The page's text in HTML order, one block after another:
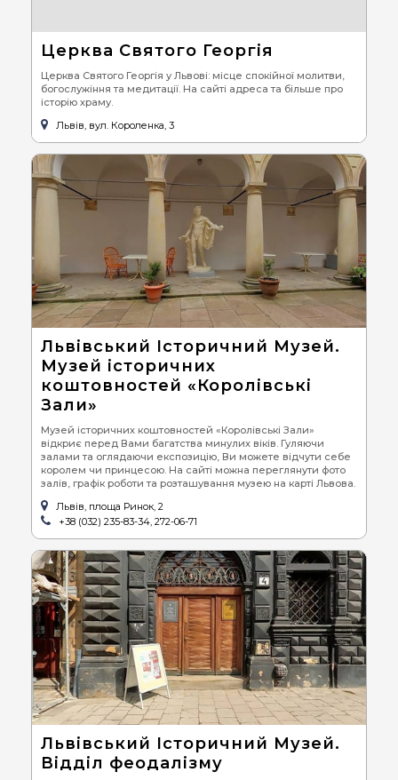
Церква Святого Георгія
Церква Святого Георгія у Львові: місце спокійної молитви,
богослужіння та медитації. На сайті адреса та більше про
історію храму.
Львів, вул. Короленка, 3
Львівський Історичний Музей.
Музей історичних
коштовностей «Королівські
Зали»
Музей історичних коштовностей «Королівські Зали»
відкриє перед Вами багатства минулих віків. Гуляючи
залами та оглядаючи експозицію, Ви можете відчути себе
королем чи принцесою. На сайті можна переглянути фото
залів, графік роботи та розташування музею на карті Львова.
Львів, площа Ринок, 2
+38 (032) 235-83-34, 272-06-71
Львівський Історичний Музей.
Відділ феодалізму